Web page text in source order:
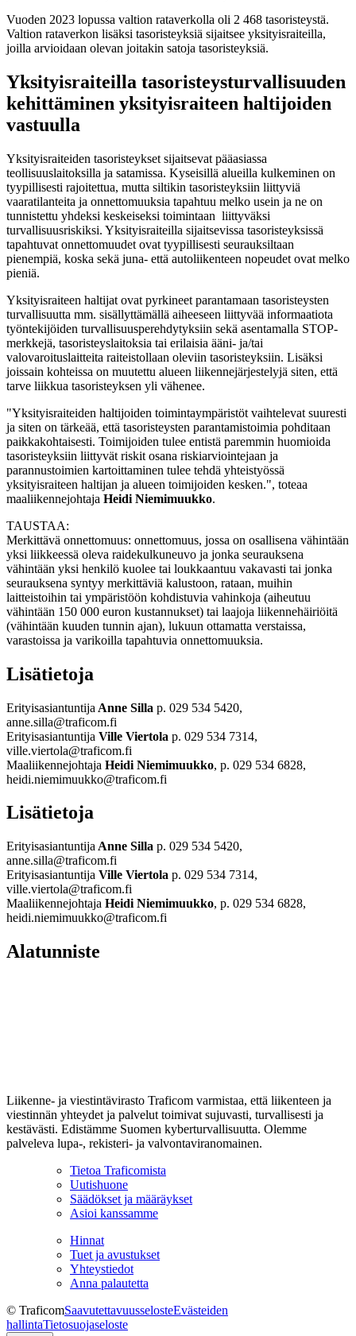
Vuoden 2023 lopussa valtion rataverkolla oli 2 468 tasoristeystä.
Valtion rataverkon lisäksi tasoristeyksiä sijaitsee yksityisraiteilla,
joilla arvioidaan olevan joitakin satoja tasoristeyksiä.
Yksityisraiteilla tasoristeysturvallisuuden
kehittäminen yksityisraiteen haltijoiden
vastuulla
Yksityisraiteiden tasoristeykset sijaitsevat pääasiassa
teollisuuslaitoksilla ja satamissa. Kyseisillä alueilla kulkeminen on
tyypillisesti rajoitettua, mutta siltikin tasoristeyksiin liittyviä
vaaratilanteita ja onnettomuuksia tapahtuu melko usein ja ne on
tunnistettu yhdeksi keskeiseksi toimintaan liittyväksi
turvallisuusriskiksi. Yksityisraiteilla sijaitsevissa tasoristeyksissä
tapahtuvat onnettomuudet ovat tyypillisesti seurauksiltaan
pienempiä, koska sekä juna- että autoliikenteen nopeudet ovat melko
pieniä.
Yksityisraiteen haltijat ovat pyrkineet parantamaan tasoristeysten
turvallisuutta mm. sisällyttämällä aiheeseen liittyvää informaatiota
työntekijöiden turvallisuusperehdytyksiin sekä asentamalla STOP-
merkkejä, tasoristeyslaitoksia tai erilaisia ääni- ja/tai
valovaroituslaitteita raiteistollaan oleviin tasoristeyksiin. Lisäksi
joissain kohteissa on muutettu alueen liikennejärjestelyjä siten, että
tarve liikkua tasoristeyksen yli vähenee.
"Yksityisraiteiden haltijoiden toimintaympäristöt vaihtelevat suuresti
ja siten on tärkeää, että tasoristeysten parantamistoimia pohditaan
paikkakohtaisesti. Toimijoiden tulee entistä paremmin huomioida
tasoristeyksiin liittyvät riskit osana riskiarviointejaan ja
parannustoimien kartoittaminen tulee tehdä yhteistyössä
yksityisraiteen haltijan ja alueen toimijoiden kesken.", toteaa
maaliikennejohtaja Heidi Niemimuukko.
TAUSTAA:
Merkittävä onnettomuus: onnettomuus, jossa on osallisena vähintään
yksi liikkeessä oleva raidekulkuneuvo ja jonka seurauksena
vähintään yksi henkilö kuolee tai loukkaantuu vakavasti tai jonka
seurauksena syntyy merkittäviä kalustoon, rataan, muihin
laitteistoihin tai ympäristöön kohdistuvia vahinkoja (aiheutuu
vähintään 150 000 euron kustannukset) tai laajoja liikennehäiriöitä
(vähintään kuuden tunnin ajan), lukuun ottamatta verstaissa,
varastoissa ja varikoilla tapahtuvia onnettomuuksia.
Lisätietoja
Erityisasiantuntija Anne Silla p. 029 534 5420,
anne.silla@traficom.fi
Erityisasiantuntija Ville Viertola p. 029 534 7314,
ville.viertola@traficom.fi
Maaliikennejohtaja Heidi Niemimuukko, p. 029 534 6828,
heidi.niemimuukko@traficom.fi
Lisätietoja
Erityisasiantuntija Anne Silla p. 029 534 5420,
anne.silla@traficom.fi
Erityisasiantuntija Ville Viertola p. 029 534 7314,
ville.viertola@traficom.fi
Maaliikennejohtaja Heidi Niemimuukko, p. 029 534 6828,
heidi.niemimuukko@traficom.fi
Alatunniste
Liikenne- ja viestintävirasto Traficom varmistaa, että liikenteen ja
viestinnän yhteydet ja palvelut toimivat sujuvasti, turvallisesti ja
kestävästi. Edistämme Suomen kyberturvallisuutta. Olemme
palveleva lupa-, rekisteri- ja valvontaviranomainen.
Tietoa Traficomista
Uutishuone
Säädökset ja määräykset
Asioi kanssamme
Hinnat
Tuet ja avustukset
Yhteystiedot
Anna palautetta
© TraficomSaavutettavuusselosteEvästeiden
hallintaTietosuojaseloste